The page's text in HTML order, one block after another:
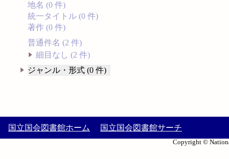
地名 (0 件)
統一タイトル (0 件)
著作 (0 件)
普通件名 (2 件)
細目なし (2 件)
ジャンル・形式 (0 件)
国立国会図書館ホーム 国立国会図書館サーチ
Copyright ©